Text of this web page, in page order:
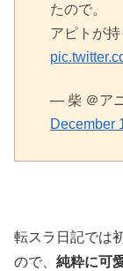
たので。
アピトが持
— 柴 ＠ア
December
転スラ日記では
ので、 純粋に可